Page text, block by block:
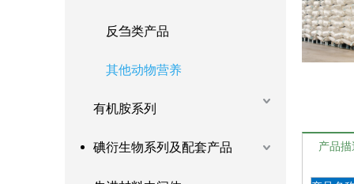
反刍类产品
其他动物营养
有机胺系列
碘衍生物系列及配套产品 产品描